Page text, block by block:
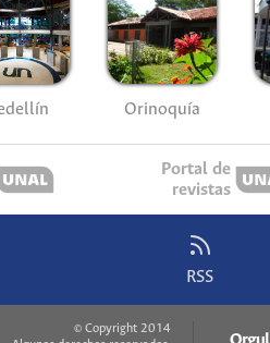
Orinoquía
Portal de
revistas
RSS
© Copyright 2014